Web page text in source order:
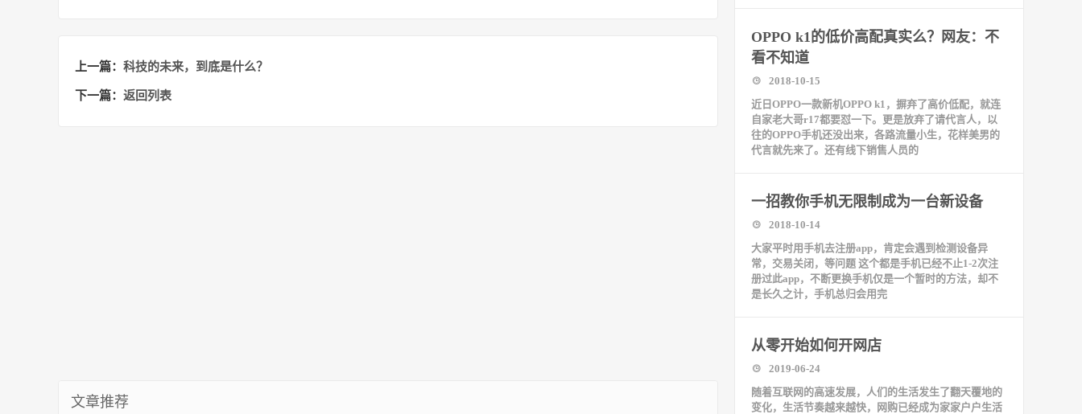
上一篇： 科技的未来，到底是什么？
下一篇： 返回列表
文章推荐
OPPO k1的低价高配真实么？网友：不
看不知道
2018-10-15
近日OPPO一款新机OPPO k1，摒弃了高价低配，就连
自家老大哥r17都要怼一下。更是放弃了请代言人，以
往的OPPO手机还没出来，各路流量小生，花样美男的
代言就先来了。还有线下销售人员的
一招教你手机无限制成为一台新设备
2018-10-14
大家平时用手机去注册app，肯定会遇到检测设备异
常，交易关闭，等问题 这个都是手机已经不止1-2次注
册过此app，不断更换手机仅是一个暂时的方法，却不
是长久之计，手机总归会用完
从零开始如何开网店
2019-06-24
随着互联网的高速发展，人们的生活发生了翻天覆地的
变化，生活节奏越来越快，网购已经成为家家户户生活